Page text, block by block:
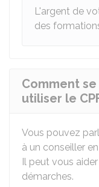
L'argent de
des
Comment
utiliser le
Vous pouvez
à un conseiller
Il peut vous aider
démarches.